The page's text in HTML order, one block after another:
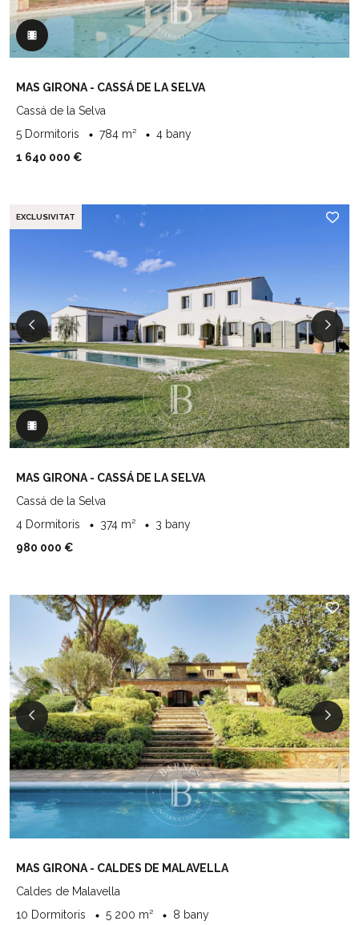
MAS GIRONA - CASSÁ DE LA SELVA
Cassá de la Selva
5 Dormitoris
784 m²
4 bany
1 640 000 €
EXCLUSIVITAT
MAS GIRONA - CASSÁ DE LA SELVA
Cassá de la Selva
4 Dormitoris
374 m²
3 bany
980 000 €
MAS GIRONA - CALDES DE MALAVELLA
Caldes de Malavella
10 Dormitoris
5 200 m²
8 bany